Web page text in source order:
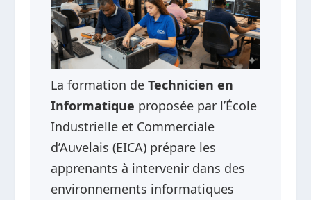
La formation de Technicien en
Informatique proposée par l’École
Industrielle et Commerciale
d’Auvelais (EICA) prépare les
apprenants à intervenir dans des
environnements informatiques